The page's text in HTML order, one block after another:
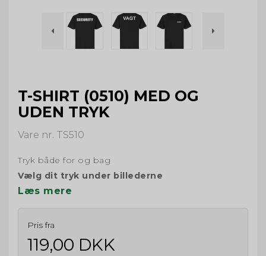
T-SHIRT (0510) MED OG
UDEN TRYK
Vare nr. TS510
Tryk både for og bag
Vælg dit tryk under billederne
Læs mere
Pris fra
119,00 DKK